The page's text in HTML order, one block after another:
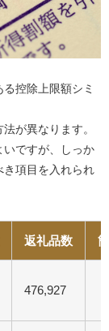
控除上限額シミ
が異なります。
いですが、しっか
き項目を入れられ
返礼品数
476,927